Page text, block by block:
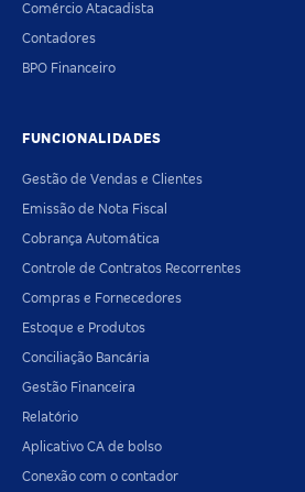
Comércio Atacadista
Contadores
BPO Financeiro
FUNCIONALIDADES
Gestão de Vendas e Clientes
Emissão de Nota Fiscal
Cobrança Automática
Controle de Contratos Recorrentes
Compras e Fornecedores
Estoque e Produtos
Conciliação Bancária
Gestão Financeira
Relatório
Aplicativo CA de bolso
Conexão com o contador